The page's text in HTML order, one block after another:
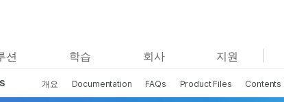
션 학습 회사 지원
개요 Documentation FAQs Product Files Contents
보다 관련성이 높은 콘텐
관심 분야를 선택해 주세요:
암 연구